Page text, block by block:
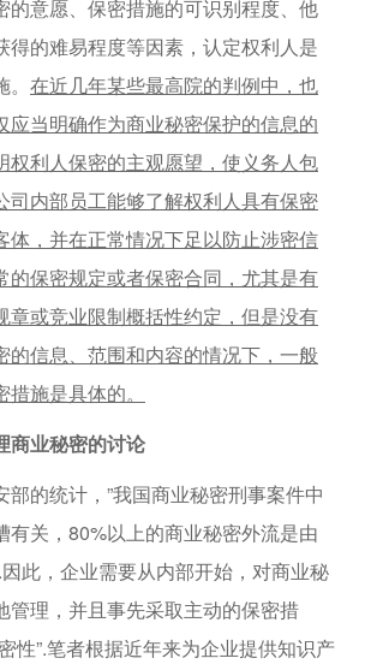
的意愿、保密措施的可识别程度、他
得的难易程度等因素，认定权利人是
在近几年某些最高院的判例中，也
应当明确作为商业秘密保护的信息的
权利人保密的主观愿望，使义务人包
司内部员工能够了解权利人具有保密
体，并在正常情况下足以防止涉密信
的保密规定或者保密合同，尤其是有
章或竞业限制概括性约定，但是没有
的信息、范围和内容的情况下，一般
施是具体的。
业秘密的讨论
的统计，”我国商业秘密刑事案件中
有关，80%以上的商业秘密外流是由
此，企业需要从内部开始，对商业秘
管理，并且事先采取主动的保密措
性”.笔者根据近年来为企业提供知识产